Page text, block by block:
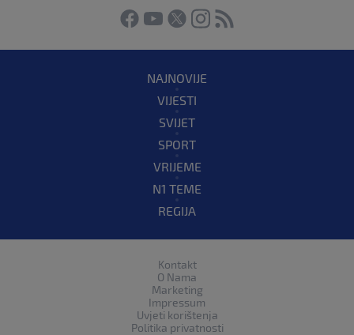
NAJNOVIJE
VIJESTI
SVIJET
SPORT
VRIJEME
N1 TEME
REGIJA
Kontakt
O Nama
Marketing
Impressum
Uvjeti korištenja
Politika privatnosti